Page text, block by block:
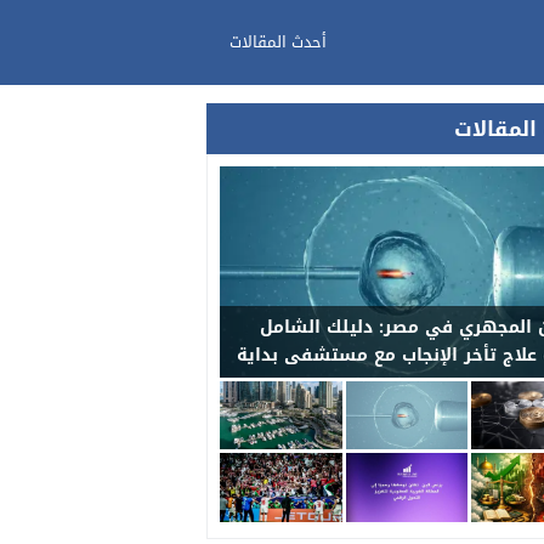
أحدث المقالات
المجهري في مصر: دليلك الشامل
علاج تأخر الإنجاب مع مستشفى بداية